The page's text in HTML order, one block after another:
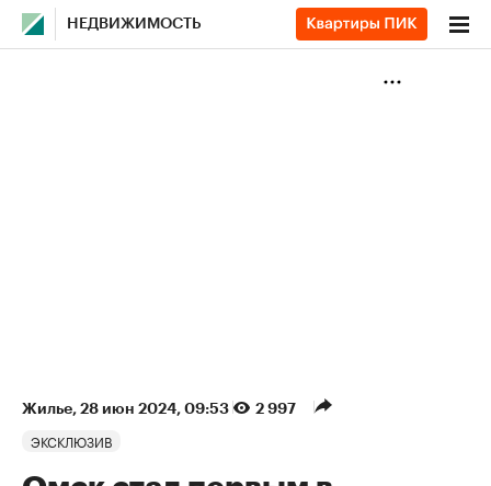
НЕДВИЖИМОСТЬ
Жилье⁠, 28 июн 2024, 09:53 2 997
ЭКСКЛЮЗИВ